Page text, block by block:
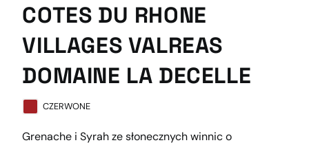
COTES DU RHONE
VILLAGES VALREAS
DOMAINE LA DECELLE
CZERWONE
Grenache i Syrah ze słonecznych winnic o